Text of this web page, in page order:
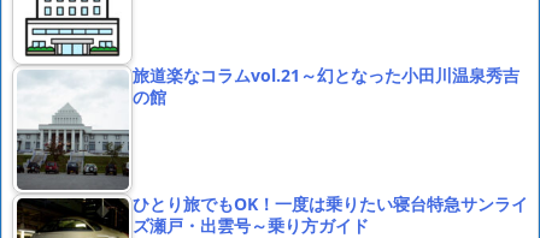
旅道楽なコラムvol.21～幻となった小田川温泉秀吉
の館
ひとり旅でもOK！一度は乗りたい寝台特急サンライ
ズ瀬戸・出雲号～乗り方ガイド